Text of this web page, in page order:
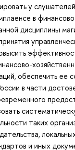
у
в
дисциплины
обеспечить ее
в части
таких
и иных